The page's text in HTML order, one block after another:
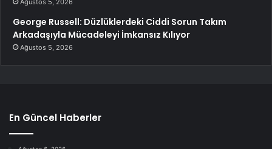
George Russell: Düzlüklerdeki Ciddi Sorun Takım
Arkadaşıyla Mücadeleyi İmkansız Kılıyor
Ağustos 5, 2026
En Güncel Haberler